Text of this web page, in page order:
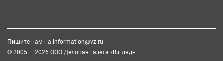
Пишите нам на information@vz.ru
© 2005 — 2026 ООО Деловая газета «Взгляд»